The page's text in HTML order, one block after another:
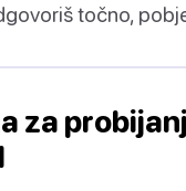
točno,
za